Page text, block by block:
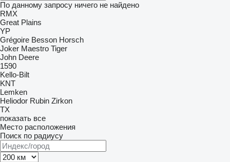
По данному запросу ничего не найдено
RMX
Great Plains
YP
Grégoire Besson Horsch
Joker Maestro Tiger
John Deere
1590
Kello-Bilt
KNT
Lemken
Heliodor Rubin Zirkon
TX
показать все
Место расположения
Поиск по радиусу